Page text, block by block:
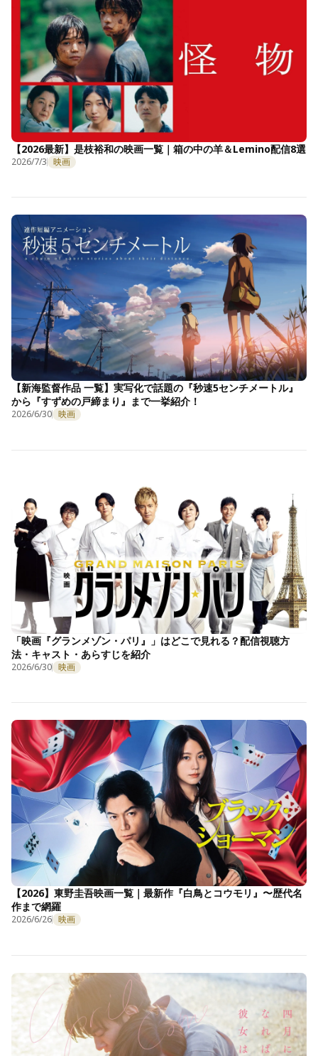
【2026最新】是枝裕和の映画一覧｜箱の中の羊＆Lemino配信8選
2026/7/3 映画
【新海監督作品 一覧】実写化で話題の『秒速5センチメートル』
から『すずめの戸締まり』まで一挙紹介！
2026/6/30 映画
「映画『グランメゾン・パリ』」はどこで見れる？配信視聴方
法・キャスト・あらすじを紹介
2026/6/30 映画
【2026】東野圭吾映画一覧｜最新作『白鳥とコウモリ』〜歴代名
作まで網羅
2026/6/26 映画